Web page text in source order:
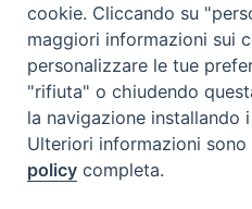
Istituto Zooprofilattico
Romagna “Bruno Ubertini”
Via Bianchi, 9 – 25124 Brescia
cookie. Cliccando su
maggiori informazioni sui
personalizzare le tue
"rifiuta" o chiudendo
la navigazione installando
Ulteriori informazioni
policy completa.